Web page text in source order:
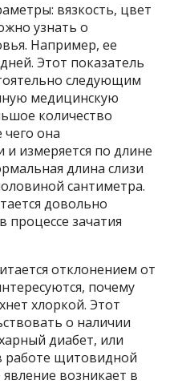
вязкость, цвет
узнать о
Например, ее
Этот показатель
следующим
медицинскую
количество
она
и измеряется по длине
длина слизи
сантиметра.
довольно
процессе зачатия
отклонением от
почему
хлоркой. Этот
о наличии
диабет, или
работе щитовидной
возникает в